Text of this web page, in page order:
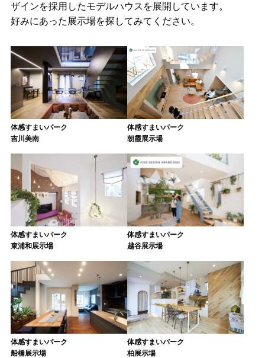
ザインを採用したモデルハウスを展開しています。
好みにあった展示場を探してみてください。
体感すまいパーク
吉川美南
体感すまいパーク
朝霞展示場
体感すまいパーク
東浦和展示場
体感すまいパーク
越谷展示場
体感すまいパーク
船橋展示場
体感すまいパーク
柏展示場